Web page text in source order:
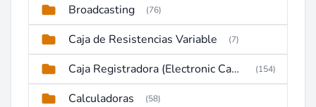
Broadcasting (76)
Caja de Resistencias Variable (7)
Caja Registradora (Electronic Cash Register) (154)
Calculadoras (58)